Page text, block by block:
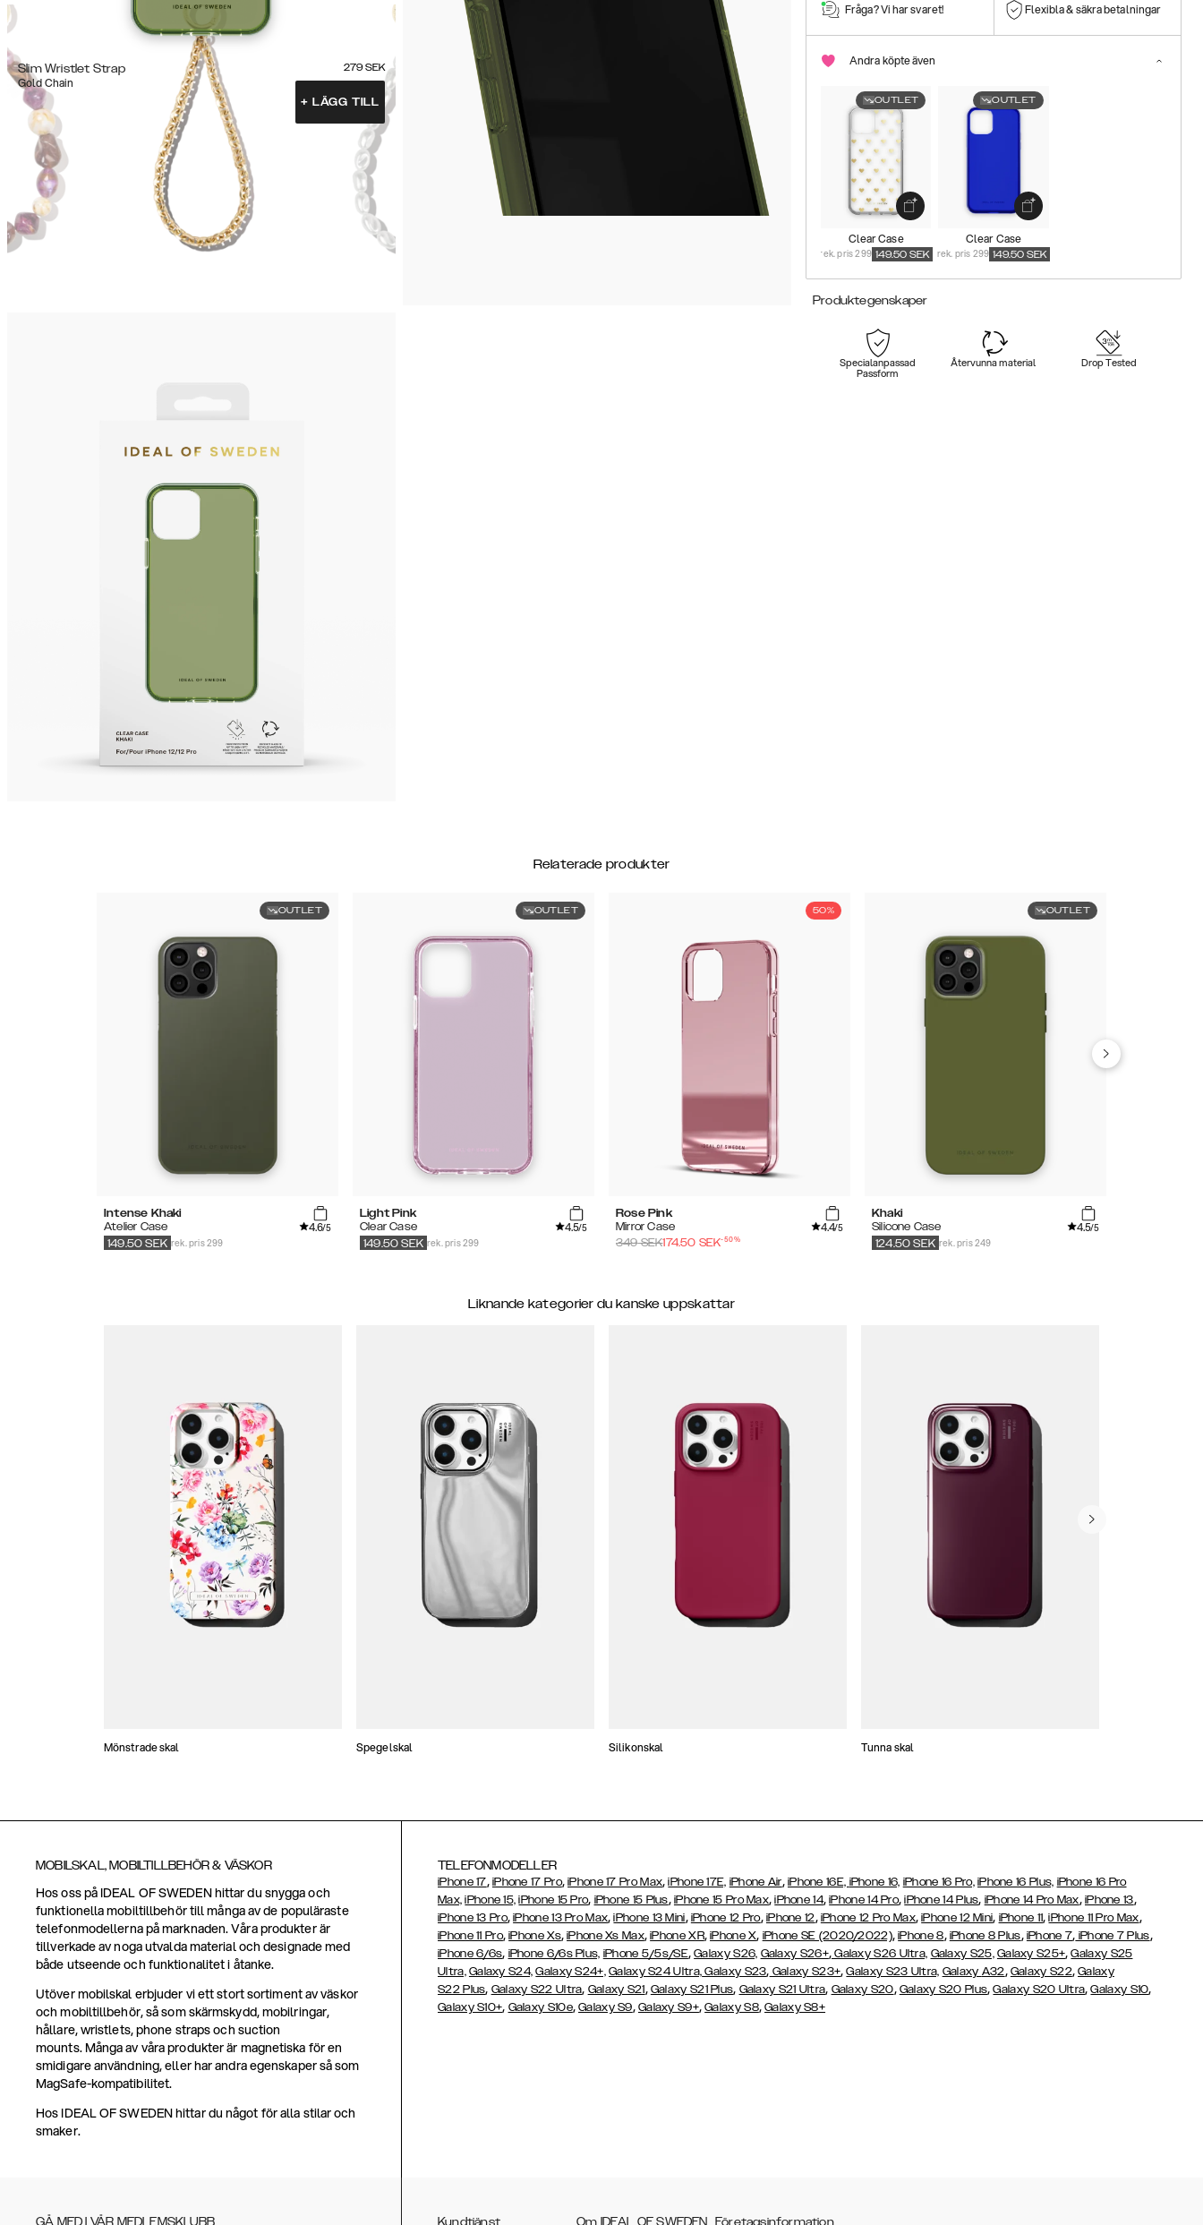
Slim Wristlet Strap
Gold Chain
279 SEK
+ LÄGG TILL
Fråga? Vi har svaret! Flexibla & säkra betalningar
Andra köpte även
OUTLET
Clear Case
rek. pris 299 149.50 SEK
OUTLET
Clear Case
rek. pris 299 149.50 SEK
Produktegenskaper
Specialanpassad
Passform
Återvunna material Drop Tested
Relaterade produkter
OUTLET
Intense Khaki
Atelier Case
4.6/5
rek. pris 299
149.50 SEK
OUTLET
Light Pink
Clear Case
4.5/5
rek. pris 299
149.50 SEK
50%
Rose Pink
Mirror Case
4.4/5
349SEK174.50 SEK-50%
OUTLET
Khaki
Silicone Case
4.5/5
rek. pris 249
124.50 SEK
Liknande kategorier du kanske uppskattar
Mönstrade skal Spegelskal Silikonskal Tunna skal
MOBILSKAL, MOBILTILLBEHÖR & VÄSKOR
Hos oss på IDEAL OF SWEDEN hittar du snygga och
funktionella mobiltillbehör till många av de populäraste
telefonmodellerna på marknaden. Våra produkter är
tillverkade av noga utvalda material och designade med
både utseende och funktionalitet i åtanke.
Utöver mobilskal erbjuder vi ett stort sortiment av väskor
och mobiltillbehör, så som skärmskydd, mobilringar,
hållare, wristlets, phone straps och suction
mounts. Många av våra produkter är magnetiska för en
smidigare användning, eller har andra egenskaper så som
MagSafe-kompatibilitet.
Hos IDEAL OF SWEDEN hittar du något för alla stilar och
smaker.
TELEFONMODELLER
iPhone 17, iPhone 17 Pro,iPhone 17 Pro Max,iPhone 17E, iPhone Air, iPhone 16E, iPhone 16, iPhone 16 Pro, iPhone 16 Plus, iPhone 16 Pro
Max, iPhone 15, iPhone 15 Pro, iPhone 15 Plus, iPhone 15 Pro Max,iPhone 14,iPhone 14 Pro,iPhone 14 Plus, iPhone 14 Pro Max, iPhone 13,
iPhone 13 Pro,iPhone 13 Pro Max,iPhone 13 Mini, iPhone 12 Pro, iPhone 12, iPhone 12 Pro Max,iPhone 12 Mini, iPhone 11,iPhone 11 Pro Max,
iPhone 11 Pro,iPhone Xs,iPhone Xs Max,iPhone XR,iPhone X, iPhone SE (2020/2022),iPhone 8, iPhone 8 Plus, iPhone 7, iPhone 7 Plus,
iPhone 6/6s, iPhone 6/6s Plus, iPhone 5/5s/SE,Galaxy S26, Galaxy S26+,Galaxy S26 Ultra, Galaxy S25, Galaxy S25+,Galaxy S25
Ultra, Galaxy S24, Galaxy S24+, Galaxy S24 Ultra, Galaxy S23, Galaxy S23+,Galaxy S23 Ultra, Galaxy A32, Galaxy S22,Galaxy
S22 Plus, Galaxy S22 Ultra, Galaxy S21, Galaxy S21 Plus, Galaxy S21 Ultra, Galaxy S20, Galaxy S20 Plus,Galaxy S20 Ultra,Galaxy S10,
Galaxy S10+, Galaxy S10e,Galaxy S9, Galaxy S9+,Galaxy S8,Galaxy S8+
GÅ MED I VÅR MEDLEMSKLUBB Kundtjänst Om IDEAL OF SWEDEN Företagsinformation